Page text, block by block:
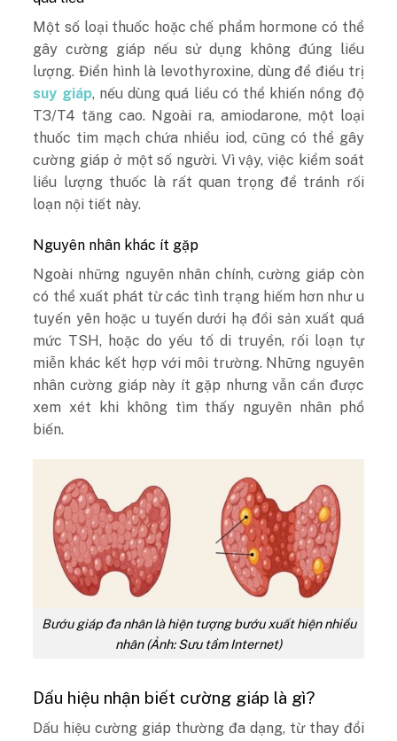
Một số loại thuốc hoặc chế phẩm hormone có thể
gây cường giáp nếu sử dụng không đúng liều
lượng. Điển hình là levothyroxine, dùng để điều trị
suy giáp, nếu dùng quá liều có thể khiến nồng độ
T3/T4 tăng cao. Ngoài ra, amiodarone, một loại
thuốc tim mạch chứa nhiều iod, cũng có thể gây
cường giáp ở một số người. Vì vậy, việc kiểm soát
liều lượng thuốc là rất quan trọng để tránh rối
loạn nội tiết này.
Nguyên nhân khác ít gặp
Ngoài những nguyên nhân chính, cường giáp còn
có thể xuất phát từ các tình trạng hiếm hơn như u
tuyến yên hoặc u tuyến dưới hạ đồi sản xuất quá
mức TSH, hoặc do yếu tố di truyền, rối loạn tự
miễn khác kết hợp với môi trường. Những nguyên
nhân cường giáp này ít gặp nhưng vẫn cần được
xem xét khi không tìm thấy nguyên nhân phổ
biến.
Bướu giáp đa nhân là hiện tượng bướu xuất hiện nhiều
nhân (Ảnh: Sưu tầm Internet)
Dấu hiệu nhận biết cường giáp là gì?
Dấu hiệu cường giáp thường đa dạng, từ thay đổi